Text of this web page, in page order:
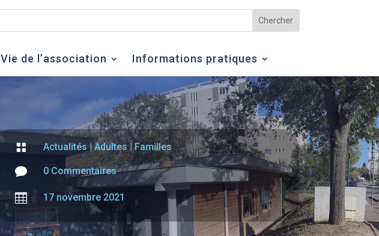
Vie de l’association Informations pratiques
 Actualités |Adultes|Familles
 0 Commentaires
 17 novembre 2021